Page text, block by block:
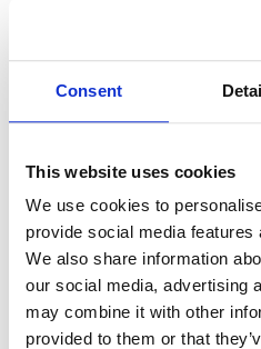
Consent
This website uses cookies
We use cookies to
provide social media
We also share information
our social media, advertising
may combine it with other
provided to them or that
当社からの回答は2020年1
させていただきます。
ご不便をおかけし誠に恐縮で
News Release